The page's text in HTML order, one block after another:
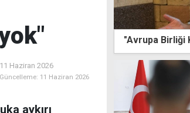
11 Haziran 2026
Güncelleme: 11 Haziran 2026
aykırı
"Avrupa Birliği